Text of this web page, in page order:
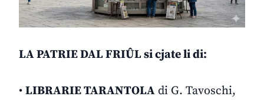
LA PATRIE DAL FRIÛL si cjate li di:
• LIBRARIE TARANTOLA di G. Tavoschi,